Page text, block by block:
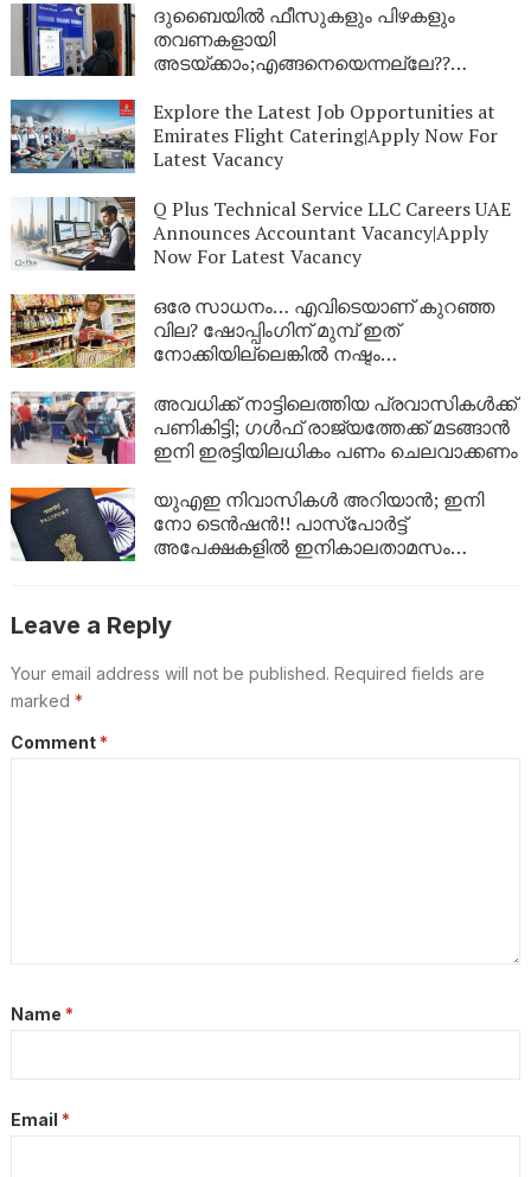
ദുബൈയില്‍ ഫീസുകളും പിഴകളും
തവണകളായി
അടയ്ക്കാം;എങ്ങനെയെന്നല്ലേ??
Explore the Latest Job Opportunities at
Emirates Flight Catering|Apply Now For
Latest Vacancy
Q Plus Technical Service LLC Careers UAE
Announces Accountant Vacancy|Apply
Now For Latest Vacancy
ഒരേ സാധനം… എവിടെയാണ് കുറഞ്ഞ
വില? ഷോപ്പിംഗിന് മുമ്പ് ഇത്
നോക്കിയില്ലെങ്കിൽ നഷ്ടം
ശരിയാണോ? ഇനി ഒരു ക്ലിക്കിൽ തന്നെ
അറിയാം!
അവധിക്ക് നാട്ടിലെത്തിയ പ്രവാസികൾക്ക്
പണികിട്ടി; ഗൾഫ് രാജ്യത്തേക്ക് മടങ്ങാൻ
ഇനി ഇരട്ടിയിലധികം പണം ചെലവാക്കണം
യുഎഇ നിവാസികൾ അറിയാൻ; ഇനി
നോ ടെൻഷൻ!! പാസ്പോർട്ട്
അപേക്ഷകളിൽ ഇനികാലതാമസം
Leave a Reply
Your email address will not be published. Required fields are
marked *
Comment *
Name *
Email *